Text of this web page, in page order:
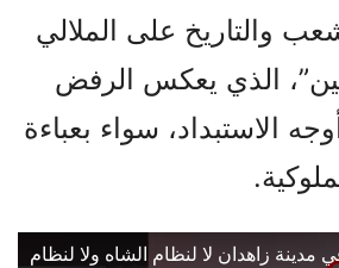
والتاريخ على الملالي
الذي يعكس الرفض
الاستبداد، سواء بعباءة
مدينة زاهدان لا لنظام الشاه ولا لنظام